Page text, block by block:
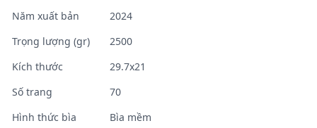
Năm xuất bản
2024
Trọng lượng (gr)
2500
Kích thước
29.7x21
Số trang
70
Hình thức bìa
Bìa mềm